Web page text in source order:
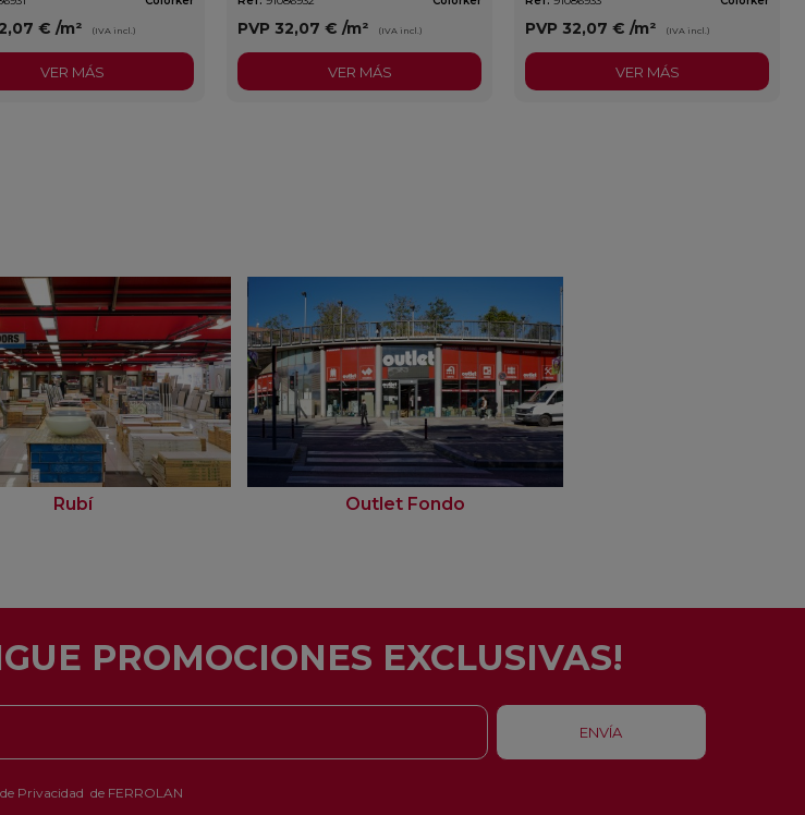
€ /m² (IVA incl.)
VER MÁS
PVP 32,07 €/m² (IVA incl.)
VER MÁS
PVP 32,07 €/m² (IVA incl.)
VER MÁS
Rubí Outlet Fondo
PROMOCIONES EXCLUSIVAS!
Privacidad de FERROLAN